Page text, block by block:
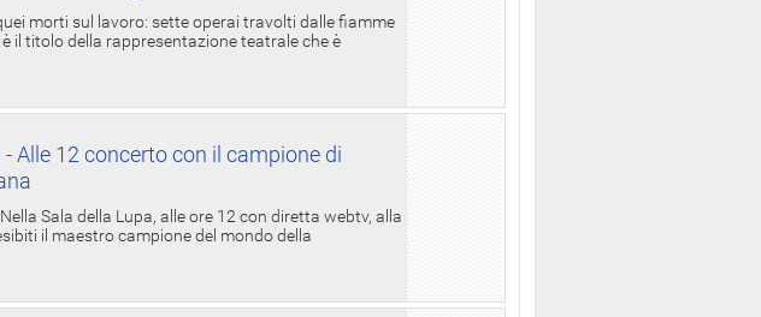
morti sul lavoro: sette operai travolti dalle fiamme
il titolo della rappresentazione teatrale che è
Alle 12 concerto con il campione di
Sala della Lupa, alle ore 12 con diretta webtv, alla
il maestro campione del mondo della